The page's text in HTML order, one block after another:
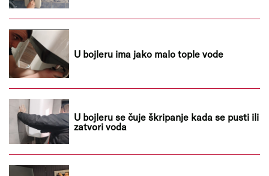
U bojleru ima jako malo tople vode
U bojleru se čuje škripanje kada se pusti ili
zatvori voda